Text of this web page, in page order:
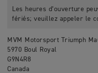
Les heures d’ouverture
fériés; veuillez appeler le
MVM Motorsport Triumph
5970 Boul Royal
G9N4R8
Canada